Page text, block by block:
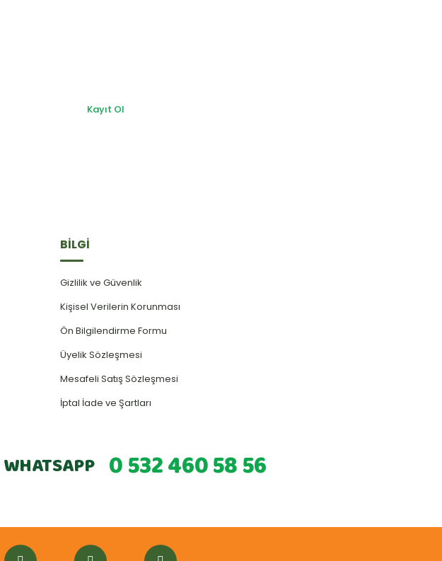
Kayıt Ol
BİLGİ
Gizlilik ve Güvenlik
Kişisel Verilerin Korunması
Ön Bilgilendirme Formu
Üyelik Sözleşmesi
Mesafeli Satış Sözleşmesi
İptal İade ve Şartları
WHATSAPP 0 532 460 58 56